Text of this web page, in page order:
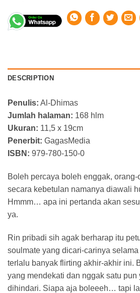
DESCRIPTION
Penulis: Al-Dhimas
Jumlah halaman: 168 hlm
Ukuran: 11,5 x 19cm
Penerbit: GagasMedia
ISBN: 979-780-150-0
Boleh percaya boleh enggak,
secara kebetulan namanya diawali
Hmmm… apa ini pertanda akan
ya.
Rin pribadi sih agak berharap itu
soulmate yang dicari-carinya
terlalu banyak flirting akhir-akhir ini.
yang mendekati dan nggak satu pun
dihindari. Siapa aja boleeeh… tapi